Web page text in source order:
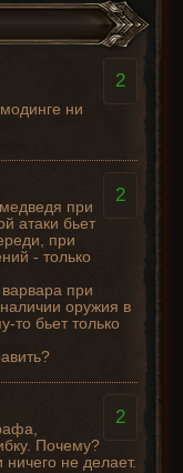
2
ни
2
при
атаки бьет
при
- только
при
оружия в
то бьет только
2
Почему?
не делает.